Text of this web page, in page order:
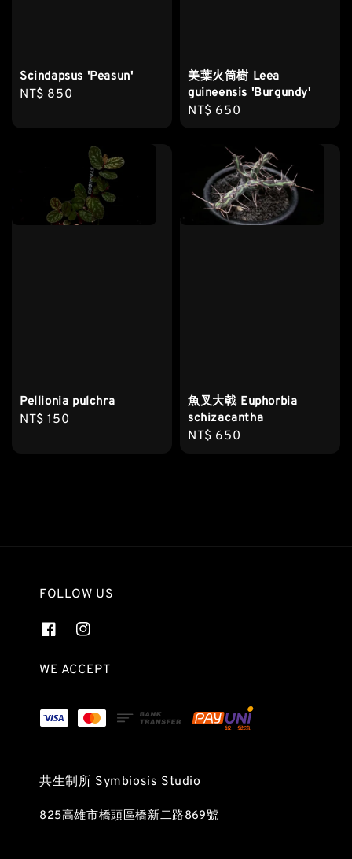
Scindapsus 'Peasun'
Regular
NT$ 850
美葉火筒樹 Leea
guineensis 'Burgundy'
Regular
NT$ 650
Pellionia pulchra
Regular
NT$ 150
魚叉大戟 Euphorbia
schizacantha
Regular
NT$ 650
FOLLOW US
WE ACCEPT
共生制所 Symbiosis Studio
825高雄市橋頭區橋新二路869號